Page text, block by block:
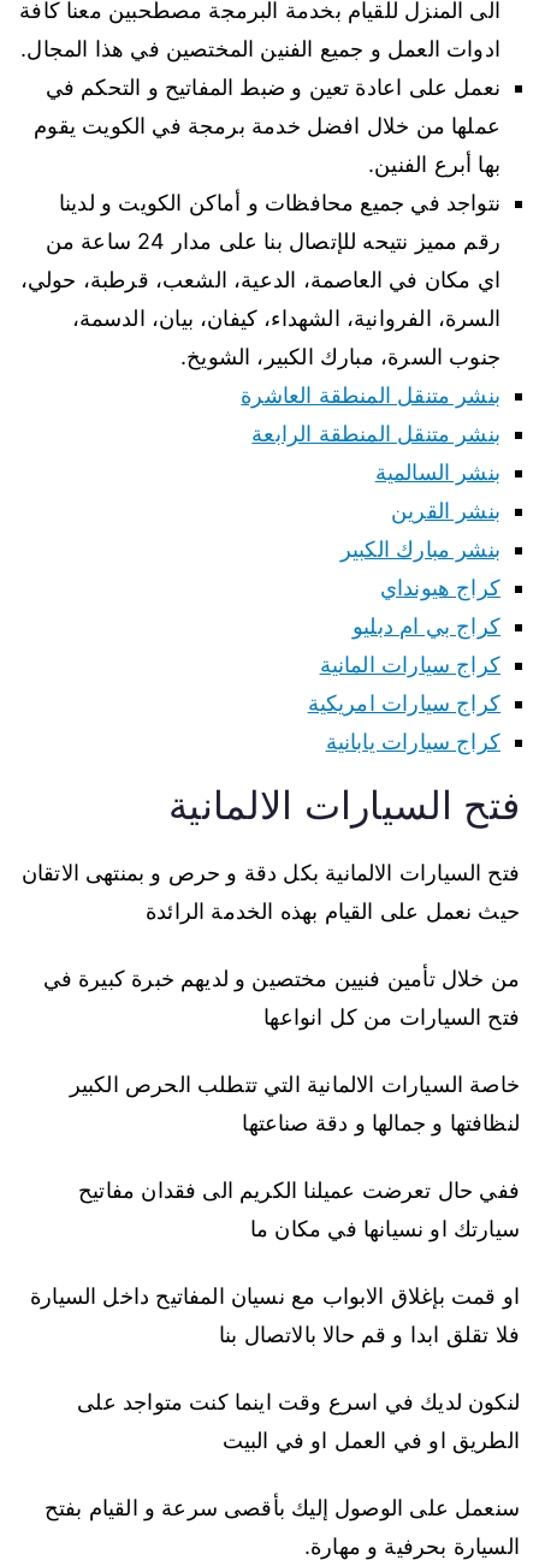
الى المنزل للقيام بخدمة البرمجة مصطحبين معنا كافة
ادوات العمل و جميع الفنين المختصين في هذا المجال.
نعمل على اعادة تعين و ضبط المفاتيح و التحكم في
عملها من خلال افضل خدمة برمجة في الكويت يقوم
بها أبرع الفنين.
نتواجد في جميع محافظات و أماكن الكويت و لدينا
رقم مميز نتيحه للإتصال بنا على مدار 24 ساعة من
اي مكان في العاصمة، الدعية، الشعب، قرطبة، حولي،
السرة، الفروانية، الشهداء، كيفان، بيان، الدسمة،
جنوب السرة، مبارك الكبير، الشويخ.
بنشر متنقل المنطقة العاشرة
بنشر متنقل المنطقة الرابعة
بنشر السالمية
بنشر القرين
بنشر مبارك الكبير
كراج هيونداي
كراج بي ام دبليو
كراج سيارات المانية
كراج سيارات امريكية
كراج سيارات يابانية
فتح السيارات الالمانية
فتح السيارات الالمانية بكل دقة و حرص و بمنتهى الاتقان
حيث نعمل على القيام بهذه الخدمة الرائدة
من خلال تأمين فنيين مختصين و لديهم خبرة كبيرة في
فتح السيارات من كل انواعها
خاصة السيارات الالمانية التي تتطلب الحرص الكبير
لنظافتها و جمالها و دقة صناعتها
ففي حال تعرضت عميلنا الكريم الى فقدان مفاتيح
سيارتك او نسيانها في مكان ما
او قمت بإغلاق الابواب مع نسيان المفاتيح داخل السيارة
فلا تقلق ابدا و قم حالا بالاتصال بنا
لنكون لديك في اسرع وقت اينما كنت متواجد على
الطريق او في العمل او في البيت
سنعمل على الوصول إليك بأقصى سرعة و القيام بفتح
السيارة بحرفية و مهارة.